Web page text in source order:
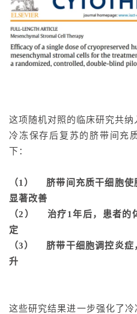
这项随机对照的临床研究共
冷冻保存后复苏的脐带间充
下：
（1） 脐带间充质干细胞使
显著改善
（2） 治疗1年后，患者的
定
（3） 脐带干细胞调控炎症
升
这些研究结果进一步强化了